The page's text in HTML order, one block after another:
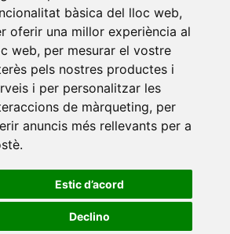
bàsica del lloc web,
oferir una millor experiència al
web, per mesurar el vostre
pels nostres productes i
i per personalitzar les
de màrqueting, per
anuncis més rellevants per a
.
Estic d’acord
Declino
CEU • Universitat d'Alacant
•
Universitat Autònoma de
de Barcelona •
Universitat
• Universitat de Girona
les Illes Balears
•Universitat
• Universitat Jaume I
Universitat Miguel Hernández
Oberta de Catalunya
Fabra
Universitat Ramon Llull
i Virgili
Universitat de Sàsser